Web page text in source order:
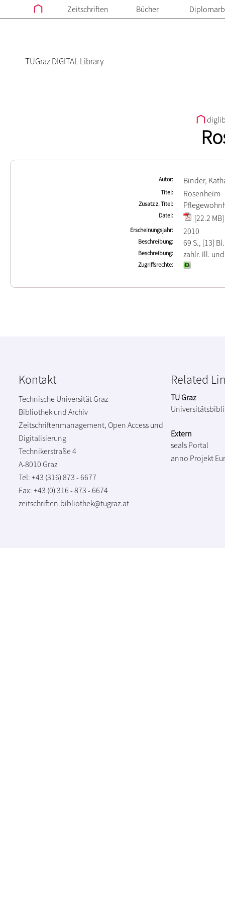
Zeitschriften Bücher
TUGraz DIGITAL Library
Autor Binder,
Titel Rosenheim
Zusatz z. Titel
Datei [22.2 MB]
Erscheinungsjahr 2010
Beschreibung 69 S., [13] Bl.
Beschreibung zahlr. Ill.
Zugriffsrechte
Kontakt
Technische Universität Graz
Bibliothek und Archiv
Zeitschriftenmanagement, Open Access und
Digitalisierung
Technikerstraße 4
A-8010 Graz
Tel: +43 (316) 873 - 6677
Fax: +43 (0) 316 - 873 - 6674
zeitschriften.bibliothek@tugraz.at
Related
TU Graz
Extern
seals Portal
anno Projekt